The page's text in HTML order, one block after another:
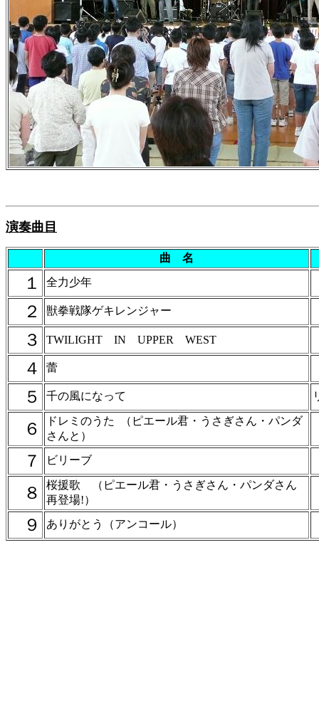
演奏曲目
曲 名
１ 全力少年
２ 獣拳戦隊ゲキレンジャー
３ TWILIGHT IN UPPER WEST
４ 蕾
５ 千の風になって
６
ドレミのうた （ピエール君・うさぎさん・パンダ
さんと）
７ ビリーブ
８
桜援歌 （ピエール君・うさぎさん・パンダさん
再登場!）
９ ありがとう（アンコール）